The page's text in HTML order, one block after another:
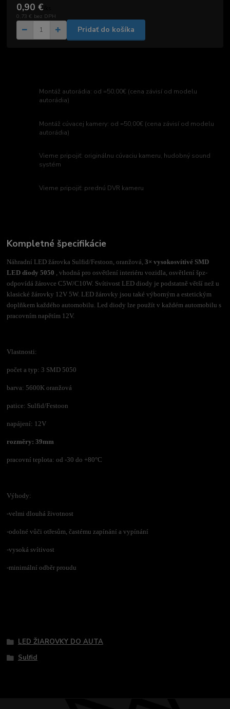
0,90 €
0,73 € bez DPH
Pridať do košíka
Montáž autorádia: od =50,00€ (cena závisí od modelu
autorádia)
Montáž cúvacej kamery: od =50,00€ (cena závisí od modelu
autorádia)
Vieme pripojiť: originálnu cúvaciu kameru, hudobný sound
systém
Vieme pripojiť: prednú DVR kameru
Kompletné špecifikácie
Náhradní LED žárovka Sulfid/Festoon, oranžová,3× vysokosvítivé SMD
LED diody 5050 , vhodná pro osvětlení interiéru vozidla, osvětlení špz-
odpovídá žárovce C5W/C10W. Svítivost LED diody je podstatně větší než u
klasické žárovky 12V 5W. LED žárovky jsou také výborným a estetickým
doplňkem každého automobilu. Led diody lze použít v každém automobilu s
pracovním napětím 12V.
Vlastnosti:
počet a typ: 3 SMD 5050
barva: 5600K oranžová
patice: Sulfid/Festoon
napájení: 12V
rozměry: 39mm
pracovní teplota: od -30 do +80°C
Výhody:
-velmi dlouhá životnost
-odolné vůči otřesům, častému zapínání a vypínání
-vysoká svítivost
-minimální odběr proudu
LED ŽIAROVKY DO AUTA
Sulfid